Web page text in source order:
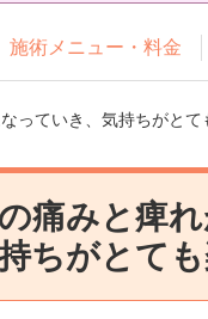
施術メニュー・料金
っていき、気持ちがとて
痛みと痺
ちがとて